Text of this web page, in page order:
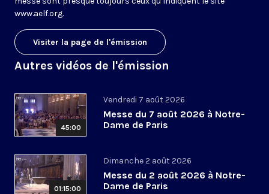
www.aelf.org.
Visiter la page de l'émission
Autres vidéos de l'émission
45:00
Vendredi 7 août 2026
Messe du 7 août 2026 à Notre-
Dame de Paris
01:15:00
Dimanche 2 août 2026
Messe du 2 août 2026 à Notre-
Dame de Paris